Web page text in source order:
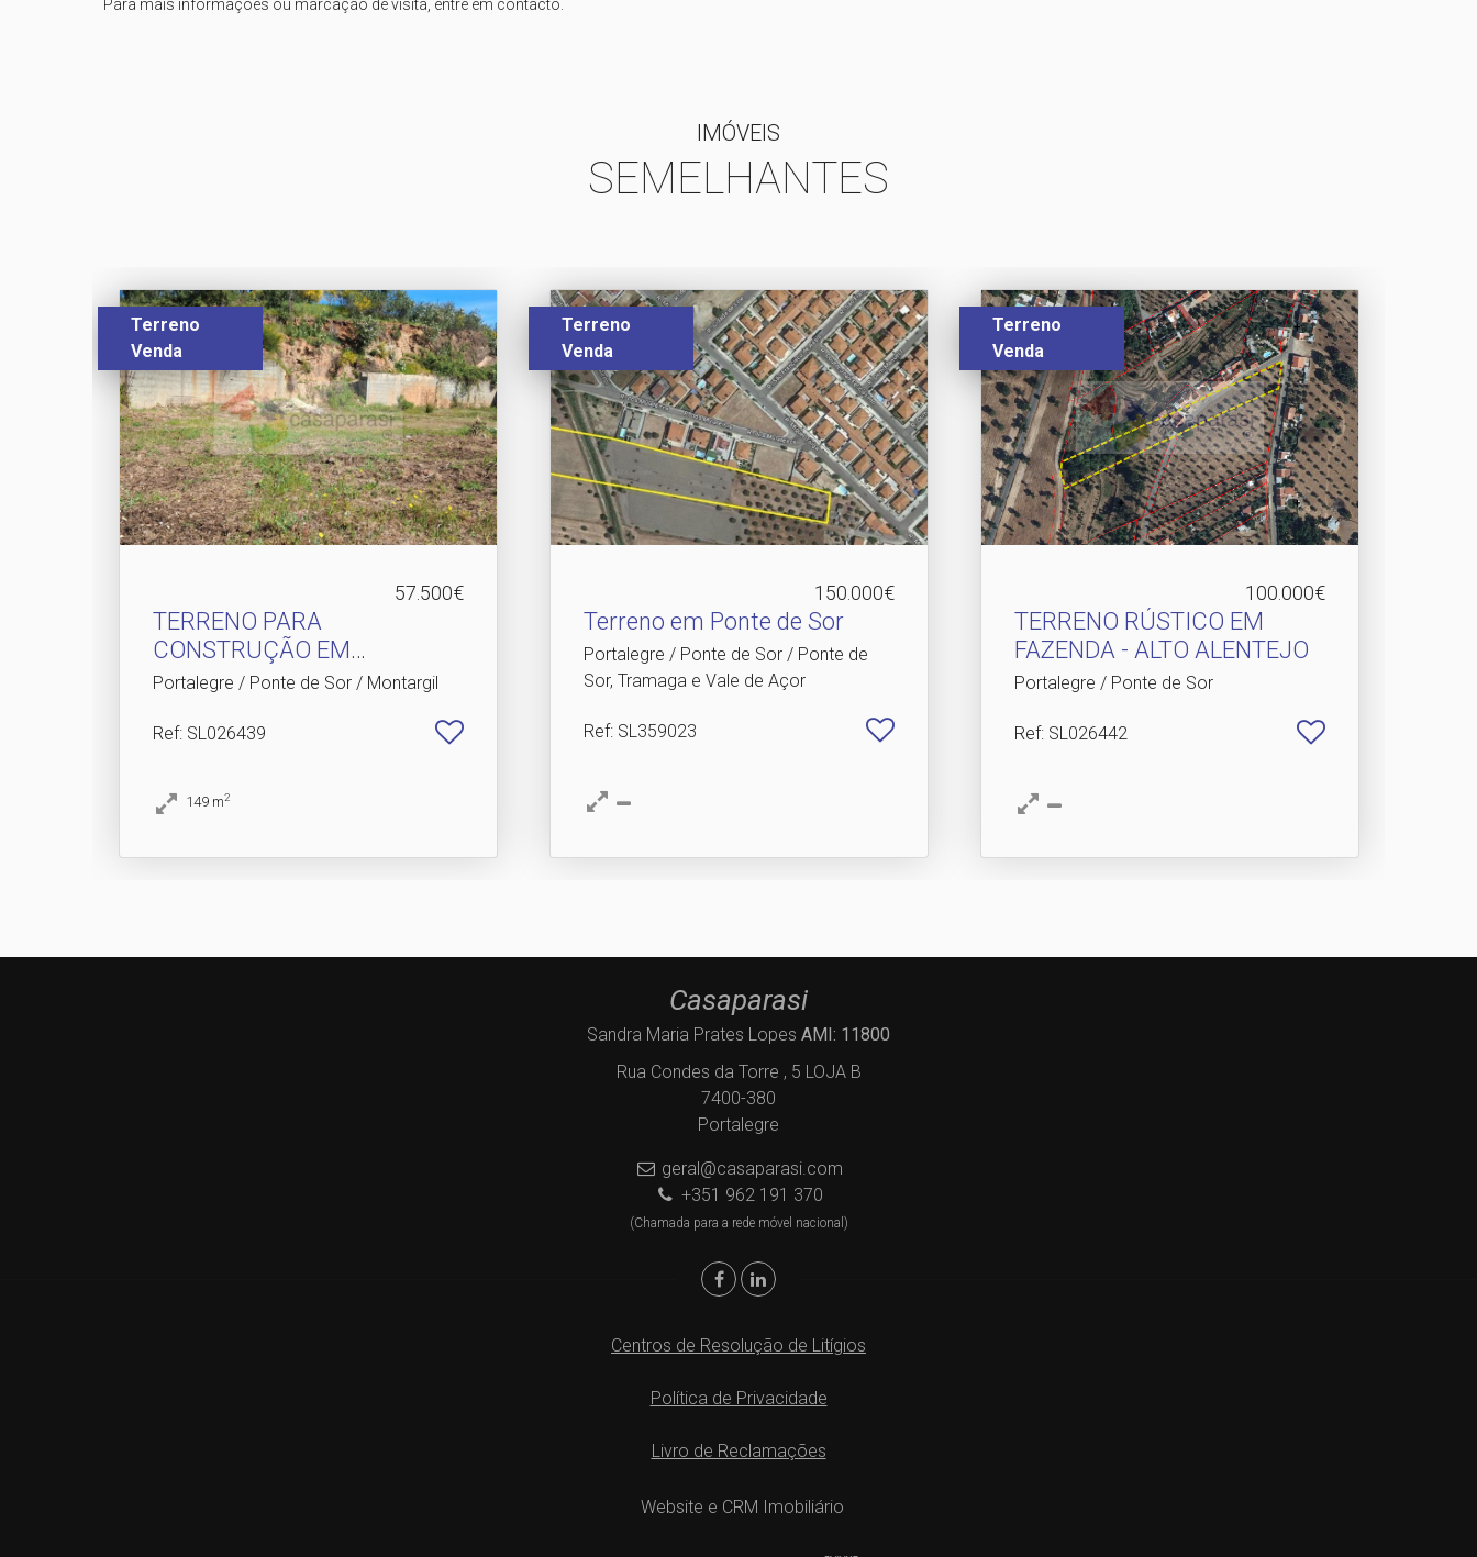
IMÓVEIS
SEMELHANTES
Terreno
Venda
57.500€
TERRENO PARA
CONSTRUÇÃO EM
MONTARGIL
Portalegre / Ponte de Sor / Montargil
Ref: SL026439
149 m2
Terreno
Venda
150.000€
Terreno em Ponte de Sor
Portalegre / Ponte de Sor / Ponte de
Sor, Tramaga e Vale de Açor
Ref: SL359023
Terreno
Venda
100.000€
TERRENO RÚSTICO EM
FAZENDA - ALTO ALENTEJO
Portalegre / Ponte de Sor
Ref: SL026442
Casaparasi
Sandra Maria Prates Lopes AMI: 11800
Rua Condes da Torre , 5 LOJA B
7400-380
Portalegre
geral@casaparasi.com
+351 962 191 370
(Chamada para a rede móvel nacional)
Centros de Resolução de Litígios
Política de Privacidade
Livro de Reclamações
Website e CRM Imobiliário